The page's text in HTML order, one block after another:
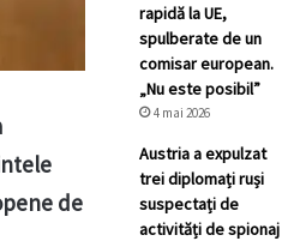
de
rapidă la UE,
spulberate de un
comisar european.
„Nu este posibil”
4 mai 2026
Austria a expulzat
trei diplomați ruși
suspectați de
activități de spionaj